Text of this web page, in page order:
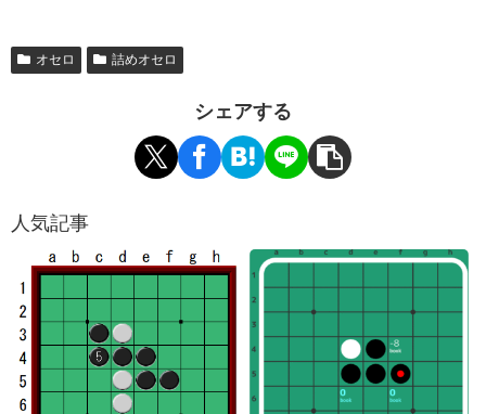
オセロ 詰めオセロ
シェアする
人気記事